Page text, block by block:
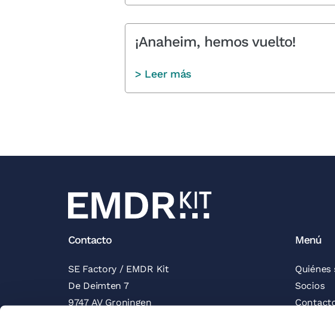
¡Anaheim, hemos vuelto!
> Leer más
Contacto
SE Factory / EMDR Kit
De Deimten 7
9747 AV Groningen
Menú
Quiénes
Socios